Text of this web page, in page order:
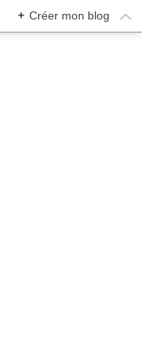
+ Créer mon blog